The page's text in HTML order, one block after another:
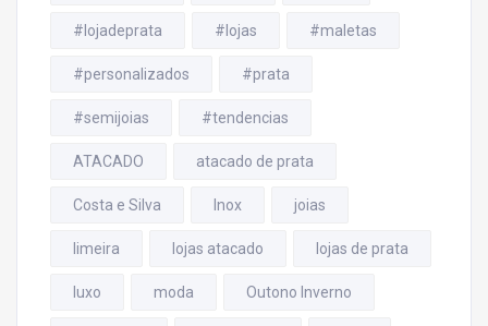
#lojadeprata #lojas #maletas
#personalizados #prata
#semijoias #tendencias
ATACADO atacado de prata
Costa e Silva Inox joias
limeira lojas atacado lojas de prata
luxo moda Outono Inverno